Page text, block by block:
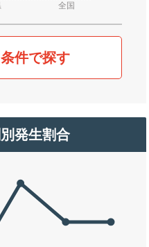
全国
件で探す
発生割合